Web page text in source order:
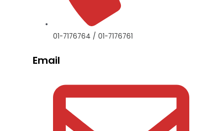
01-7176764 / 01-7176761
Email